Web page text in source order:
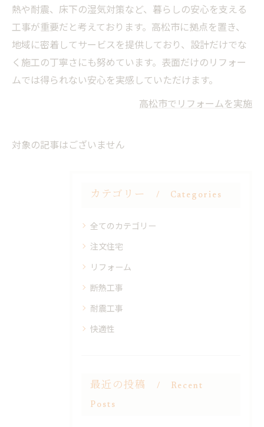
熱や耐震、床下の湿気対策など、暮らしの安心を支える
工事が重要だと考えております。高松市に拠点を置き、
地域に密着してサービスを提供しており、設計だけでな
く施工の丁寧さにも努めています。表面だけのリフォー
ムでは得られない安心を実感していただけます。
高松市でリフォームを実施
対象の記事はございません
カテゴリー Categories
全てのカテゴリー
注文住宅
リフォーム
断熱工事
耐震工事
快適性
最近の投稿 Recent
Posts